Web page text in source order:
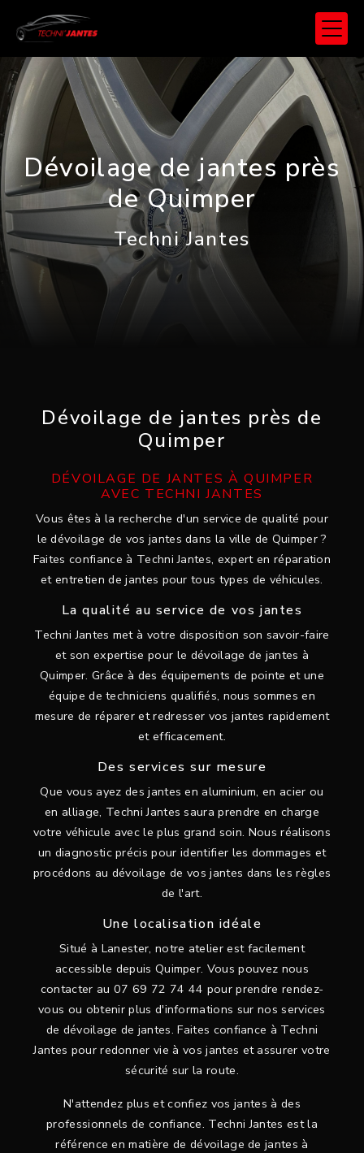
Dévoilage de jantes près
de Quimper
Techni Jantes
Dévoilage de jantes près de
Quimper
DÉVOILAGE DE JANTES À QUIMPER
AVEC TECHNI JANTES
Vous êtes à la recherche d'un service de qualité pour
le dévoilage de vos jantes dans la ville de Quimper ?
Faites confiance à Techni Jantes, expert en réparation
et entretien de jantes pour tous types de véhicules.
La qualité au service de vos jantes
Techni Jantes met à votre disposition son savoir-faire
et son expertise pour le dévoilage de jantes à
Quimper. Grâce à des équipements de pointe et une
équipe de techniciens qualifiés, nous sommes en
mesure de réparer et redresser vos jantes rapidement
et efficacement.
Des services sur mesure
Que vous ayez des jantes en aluminium, en acier ou
en alliage, Techni Jantes saura prendre en charge
votre véhicule avec le plus grand soin. Nous réalisons
un diagnostic précis pour identifier les dommages et
procédons au dévoilage de vos jantes dans les règles
de l'art.
Une localisation idéale
Situé à Lanester, notre atelier est facilement
accessible depuis Quimper. Vous pouvez nous
contacter au 07 69 72 74 44 pour prendre rendez-
vous ou obtenir plus d'informations sur nos services
de dévoilage de jantes. Faites confiance à Techni
Jantes pour redonner vie à vos jantes et assurer votre
sécurité sur la route.
N'attendez plus et confiez vos jantes à des
professionnels de confiance. Techni Jantes est la
référence en matière de dévoilage de jantes à